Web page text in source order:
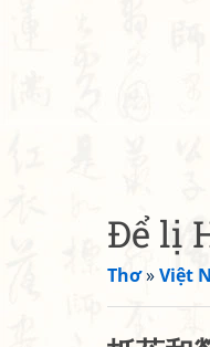
Để lị
Thơ»Việt